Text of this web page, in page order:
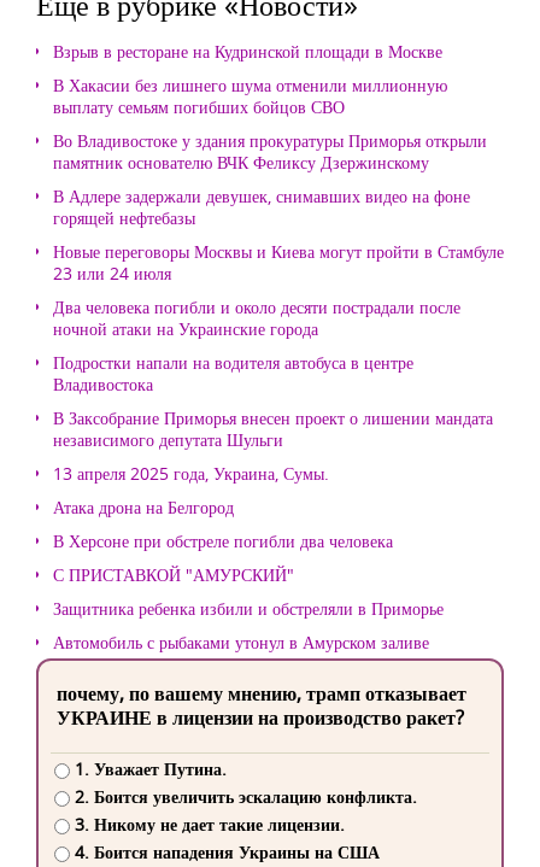
Взрыв в ресторане на Кудринской площади в Москве
В Хакасии без лишнего шума отменили миллионную
выплату семьям погибших бойцов СВО
Во Владивостоке у здания прокуратуры Приморья открыли
памятник основателю ВЧК Феликсу Дзержинскому
В Адлере задержали девушек, снимавших видео на фоне
горящей нефтебазы
Новые переговоры Москвы и Киева могут пройти в Стамбуле
23 или 24 июля
Два человека погибли и около десяти пострадали после
ночной атаки на Украинские города
Подростки напали на водителя автобуса в центре
Владивостока
В Заксобрание Приморья внесен проект о лишении мандата
независимого депутата Шульги
13 апреля 2025 года, Украина, Сумы.
Атака дрона на Белгород
В Херсоне при обстреле погибли два человека
С ПРИСТАВКОЙ "АМУРСКИЙ"
Защитника ребенка избили и обстреляли в Приморье
Автомобиль с рыбаками утонул в Амурском заливе
почему, по вашему мнению, трамп отказывает
УКРАИНЕ в лицензии на производство ракет?
1. Уважает Путина.
2. Боится увеличить эскалацию конфликта.
3. Никому не дает такие лицензии.
4. Боится нападения Украины на США